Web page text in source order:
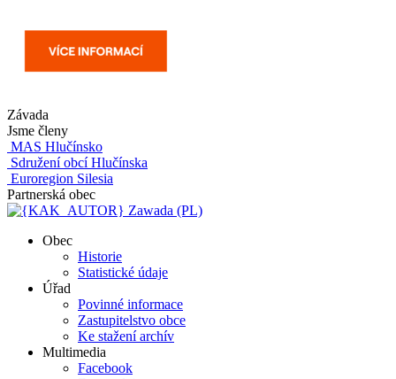
Závada
Jsme členy
MAS Hlučínsko
Sdružení obcí Hlučínska
Euroregion Silesia
Partnerská obec
Zawada (PL)
Obec
Historie
Statistické údaje
Úřad
Povinné informace
Zastupitelstvo obce
Ke stažení archív
Multimedia
Facebook